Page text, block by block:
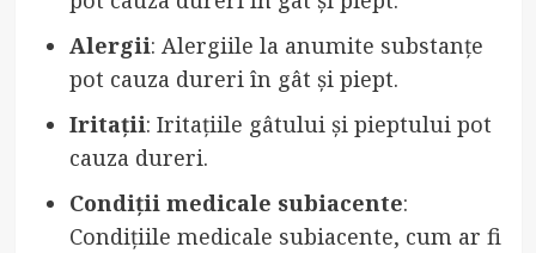
Alergii: Alergiile la anumite substanțe
pot cauza dureri în gât și piept.
Iritații: Iritațiile gâtului și pieptului pot
cauza dureri.
Condiții medicale subiacente:
Condițiile medicale subiacente, cum ar fi